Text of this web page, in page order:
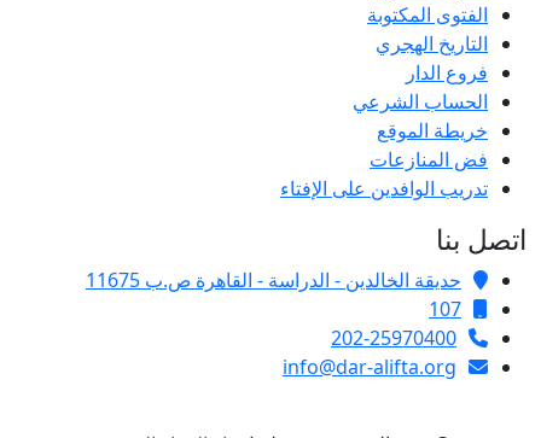
الفتوى المكتوبة
التاريخ الهجري
فروع الدار
الحساب الشرعي
خريطة الموقع
فض المنازعات
تدريب الوافدين على الإفتاء
اتصل بنا
حديقة الخالدين - الدراسة - القاهرة ص.ب 11675
107
202-25970400
info@dar-alifta.org